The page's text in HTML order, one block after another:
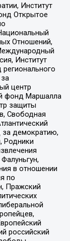
Институт
Открытое
Отношений,
Международный
Институт
центр
фонд Маршалла
защиты
Свободная
за демократию,
Родники
в отношении
по
Пражский
российский